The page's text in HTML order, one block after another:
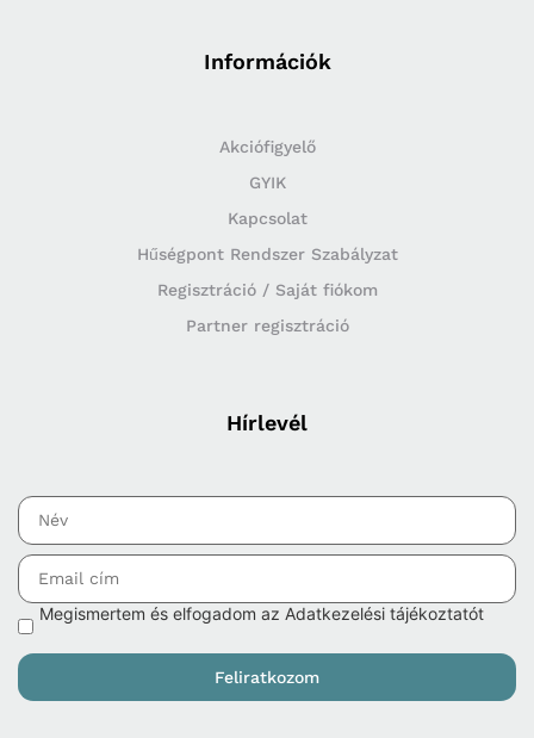
Információk
Akciófigyelő
GYIK
Kapcsolat
Hűségpont Rendszer Szabályzat
Regisztráció / Saját fiókom
Partner regisztráció
Hírlevél
Megismertem és elfogadom az Adatkezelési tájékoztatót
Feliratkozom